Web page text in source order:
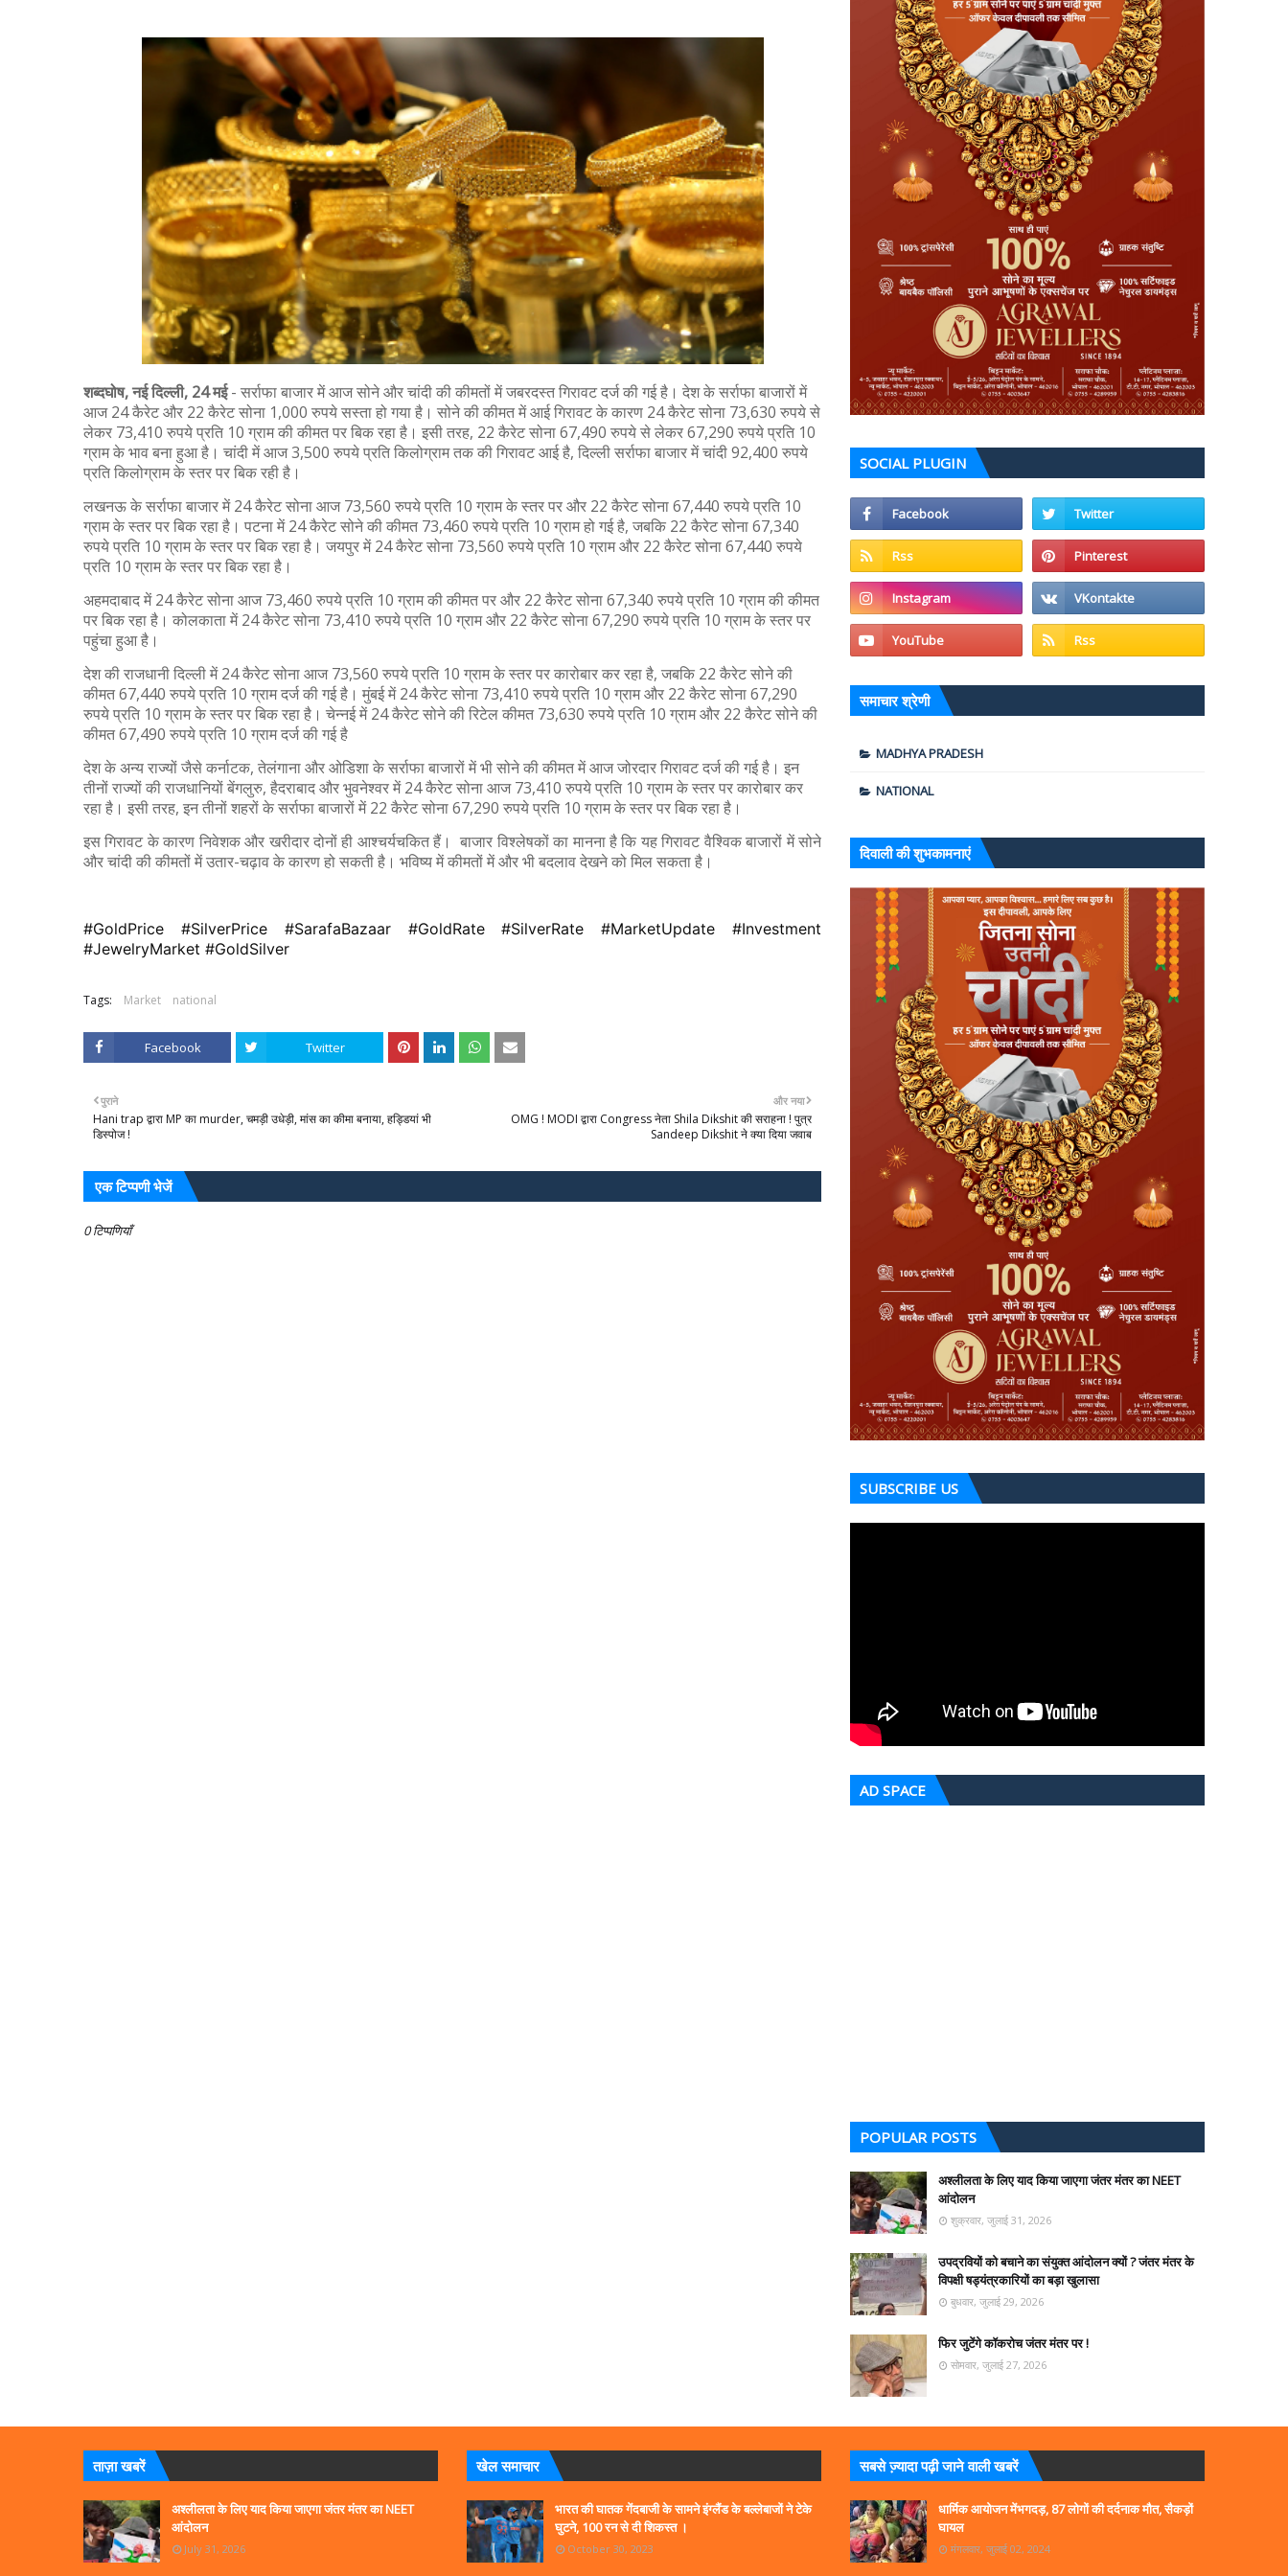
शब्‍दघोष, नई दिल्ली, 24 मई- सर्राफा बाजार में आज सोने और चांदी की कीमतों में जबरदस्त गिरावट दर्ज की गई है। देश के सर्राफा बाजारों में
आज 24 कैरेट और 22 कैरेट सोना 1,000 रुपये सस्ता हो गया है। सोने की कीमत में आई गिरावट के कारण 24 कैरेट सोना 73,630 रुपये से
लेकर 73,410 रुपये प्रति 10 ग्राम की कीमत पर बिक रहा है। इसी तरह, 22 कैरेट सोना 67,490 रुपये से लेकर 67,290 रुपये प्रति 10
ग्राम के भाव बना हुआ है। चांदी में आज 3,500 रुपये प्रति किलोग्राम तक की गिरावट आई है, दिल्ली सर्राफा बाजार में चांदी 92,400 रुपये
प्रति किलोग्राम के स्तर पर बिक रही है।
लखनऊ के सर्राफा बाजार में 24 कैरेट सोना आज 73,560 रुपये प्रति 10 ग्राम के स्तर पर और 22 कैरेट सोना 67,440 रुपये प्रति 10
ग्राम के स्तर पर बिक रहा है। पटना में 24 कैरेट सोने की कीमत 73,460 रुपये प्रति 10 ग्राम हो गई है, जबकि 22 कैरेट सोना 67,340
रुपये प्रति 10 ग्राम के स्तर पर बिक रहा है। जयपुर में 24 कैरेट सोना 73,560 रुपये प्रति 10 ग्राम और 22 कैरेट सोना 67,440 रुपये
प्रति 10 ग्राम के स्तर पर बिक रहा है।
अहमदाबाद में 24 कैरेट सोना आज 73,460 रुपये प्रति 10 ग्राम की कीमत पर और 22 कैरेट सोना 67,340 रुपये प्रति 10 ग्राम की कीमत
पर बिक रहा है। कोलकाता में 24 कैरेट सोना 73,410 रुपये प्रति 10 ग्राम और 22 कैरेट सोना 67,290 रुपये प्रति 10 ग्राम के स्तर पर
पहुंचा हुआ है।
देश की राजधानी दिल्ली में 24 कैरेट सोना आज 73,560 रुपये प्रति 10 ग्राम के स्तर पर कारोबार कर रहा है, जबकि 22 कैरेट सोने की
कीमत 67,440 रुपये प्रति 10 ग्राम दर्ज की गई है। मुंबई में 24 कैरेट सोना 73,410 रुपये प्रति 10 ग्राम और 22 कैरेट सोना 67,290
रुपये प्रति 10 ग्राम के स्तर पर बिक रहा है। चेन्नई में 24 कैरेट सोने की रिटेल कीमत 73,630 रुपये प्रति 10 ग्राम और 22 कैरेट सोने की
कीमत 67,490 रुपये प्रति 10 ग्राम दर्ज की गई है
देश के अन्य राज्यों जैसे कर्नाटक, तेलंगाना और ओडिशा के सर्राफा बाजारों में भी सोने की कीमत में आज जोरदार गिरावट दर्ज की गई है। इन
तीनों राज्यों की राजधानियों बेंगलुरु, हैदराबाद और भुवनेश्वर में 24 कैरेट सोना आज 73,410 रुपये प्रति 10 ग्राम के स्तर पर कारोबार कर
रहा है। इसी तरह, इन तीनों शहरों के सर्राफा बाजारों में 22 कैरेट सोना 67,290 रुपये प्रति 10 ग्राम के स्तर पर बिक रहा है।
इस गिरावट के कारण निवेशक और खरीदार दोनों ही आश्चर्यचकित हैं। बाजार विश्लेषकों का मानना है कि यह गिरावट वैश्विक बाजारों में सोने
और चांदी की कीमतों में उतार-चढ़ाव के कारण हो सकती है। भविष्य में कीमतों में और भी बदलाव देखने को मिल सकता है।
#GoldPrice #SilverPrice #SarafaBazaar #GoldRate #SilverRate #MarketUpdate #Investment
#JewelryMarket #GoldSilver
Tags: Market national
Facebook Twitter
और नया
OMG ! MODI द्वारा Congress नेता Shila Dikshit की सराहना ! पुत्र
Sandeep Dikshit ने क्या दिया जवाब
पुराने
Hani trap द्वारा MP का murder, चमड़ी उधेड़ी, मांस का कीमा बनाया, हड्डियां भी
डिस्पोज !
एक टिप्पणी भेजें
0 टिप्पणियाँ
SOCIAL PLUGIN
समाचार श्रेणी
MADHYA PRADESH
NATIONAL
दिवाली की शुभकामनाएं
SUBSCRIBE US
AD SPACE
POPULAR POSTS
अश्लीलता के लिए याद किया जाएगा जंतर मंतर का NEET
आंदोलन
शुक्रवार, जुलाई 31, 2026
उपद्रवियों को बचाने का संयुक्त आंदोलन क्यों ? जंतर मंतर के
विपक्षी षड्यंत्रकारियों का बड़ा खुलासा
बुधवार, जुलाई 29, 2026
फिर जुटेंगे कॉकरोच जंतर मंतर पर !
सोमवार, जुलाई 27, 2026
ताज़ा खबरें
अश्लीलता के लिए याद किया जाएगा जंतर मंतर का NEET
आंदोलन
July 31, 2026
खेल समाचार
भारत की घातक गेंदबाजी के सामने इंग्लैंड के बल्लेबाजों ने टेके
घुटने, 100 रन से दी शिकस्त ।
October 30, 2023
सबसे ज्‍़यादा पढ़ी जाने वाली खबरें
धार्मिक आयोजन मेंभगदड़, 87 लोगों की दर्दनाक मौत, सैकड़ों
घायल
मंगलवार, जुलाई 02, 2024